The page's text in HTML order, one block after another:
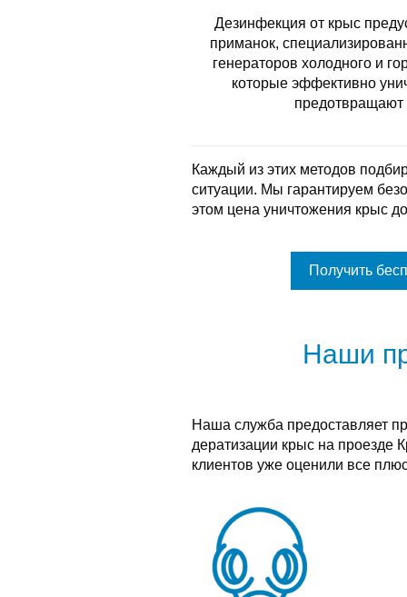
Дезинфекция от крыс
приманок,
генераторов холодного и
которые эффективно
предотвращают
Каждый из этих методов
ситуации. Мы гарантируем
этом цена уничтожения крыс
Получить
Наши
Наша служба предоставляет
дератизации крыс на проезде
клиентов уже оценили все